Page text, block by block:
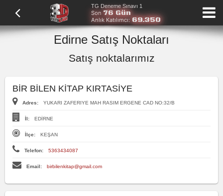
TG Deneme Sınavı 1
Son 76 Gün
Anlık Katılımcı: 69.350
Edirne Satış Noktaları
Satış noktalarımız
BİR BİLEN KİTAP KIRTASİYE
Adres: YUKARI ZAFERIYE MAH RASIM ERGENE CAD NO:32/B
İl: EDİRNE
İlçe: KEŞAN
Telefon: 5363434087
Email: birbilenkitap@gmail.com